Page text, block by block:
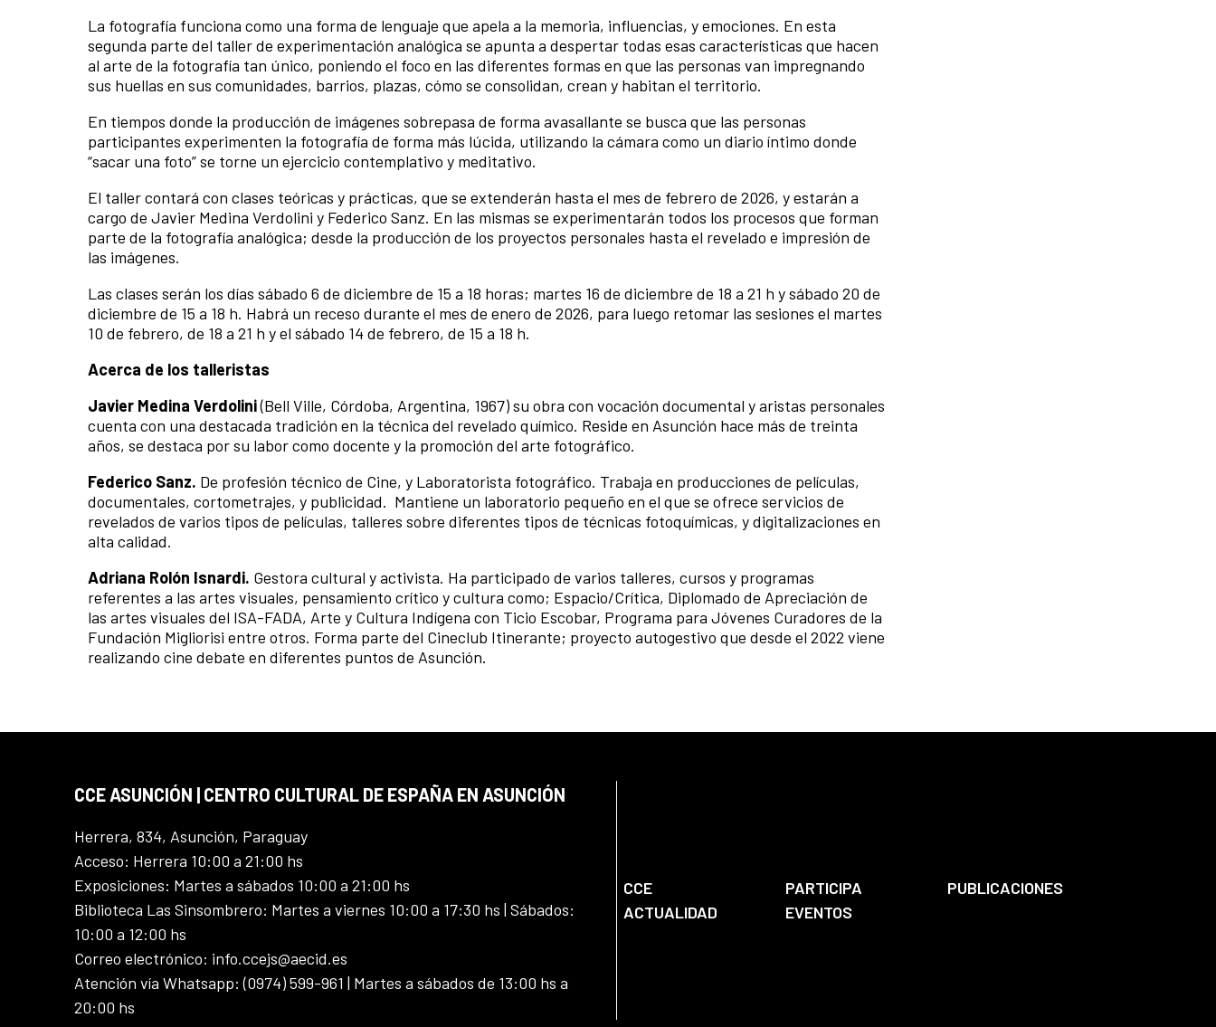
La fotografía funciona como una forma de lenguaje que apela a la memoria, influencias, y emociones. En esta
segunda parte del taller de experimentación analógica se apunta a despertar todas esas características que hacen
al arte de la fotografía tan único, poniendo el foco en las diferentes formas en que las personas van impregnando
sus huellas en sus comunidades, barrios, plazas, cómo se consolidan, crean y habitan el territorio.
En tiempos donde la producción de imágenes sobrepasa de forma avasallante se busca que las personas
participantes experimenten la fotografía de forma más lúcida, utilizando la cámara como un diario íntimo donde
“sacar una foto” se torne un ejercicio contemplativo y meditativo.
El taller contará con clases teóricas y prácticas, que se extenderán hasta el mes de febrero de 2026, y estarán a
cargo de Javier Medina Verdolini y Federico Sanz. En las mismas se experimentarán todos los procesos que forman
parte de la fotografía analógica; desde la producción de los proyectos personales hasta el revelado e impresión de
las imágenes.
Las clases serán los días sábado 6 de diciembre de 15 a 18 horas; martes 16 de diciembre de 18 a 21 h y sábado 20 de
diciembre de 15 a 18 h. Habrá un receso durante el mes de enero de 2026, para luego retomar las sesiones el martes
10 de febrero, de 18 a 21 h y el sábado 14 de febrero, de 15 a 18 h.
Acerca de los talleristas
Javier Medina Verdolini(Bell Ville, Córdoba, Argentina, 1967) su obra con vocación documental y aristas personales
cuenta con una destacada tradición en la técnica del revelado químico. Reside en Asunción hace más de treinta
años, se destaca por su labor como docente y la promoción del arte fotográfico.
Federico Sanz. De profesión técnico de Cine, y Laboratorista fotográfico. Trabaja en producciones de películas,
documentales, cortometrajes, y publicidad. Mantiene un laboratorio pequeño en el que se ofrece servicios de
revelados de varios tipos de películas, talleres sobre diferentes tipos de técnicas fotoquímicas, y digitalizaciones en
alta calidad.
Adriana Rolón Isnardi. Gestora cultural y activista. Ha participado de varios talleres, cursos y programas
referentes a las artes visuales, pensamiento crítico y cultura como; Espacio/Crítica, Diplomado de Apreciación de
las artes visuales del ISA-FADA, Arte y Cultura Indígena con Ticio Escobar, Programa para Jóvenes Curadores de la
Fundación Migliorisi entre otros. Forma parte del Cineclub Itinerante; proyecto autogestivo que desde el 2022 viene
realizando cine debate en diferentes puntos de Asunción.
CCE ASUNCIÓN | CENTRO CULTURAL DE ESPAÑA EN ASUNCIÓN
Herrera, 834, Asunción, Paraguay
Acceso: Herrera 10:00 a 21:00 hs
Exposiciones: Martes a sábados 10:00 a 21:00 hs
Biblioteca Las Sinsombrero: Martes a viernes 10:00 a 17:30 hs | Sábados:
10:00 a 12:00 hs
Correo electrónico: info.ccejs@aecid.es
Atención vía Whatsapp: (0974) 599-961 | Martes a sábados de 13:00 hs a
20:00 hs
CCE PARTICIPA
PUBLICACIONES
ACTUALIDAD
EVENTOS